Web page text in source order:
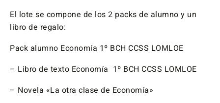
El lote se compone de los 2 packs de alumno y un
libro de regalo:
Pack alumno Economía 1º BCH CCSS LOMLOE
– Libro de texto Economía 1º BCH CCSS LOMLOE
– Novela «La otra clase de Economía»